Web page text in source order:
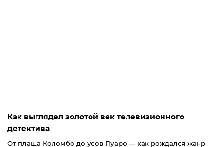
Как выглядел золотой век телевизионного
детектива
От плаща Коломбо до усов Пуаро — как рождался жанр